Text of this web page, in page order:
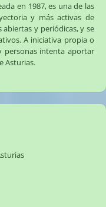
en 1987, es una de las
y más activas de
abiertas y periódicas, y se
A iniciativa propia o
personas intenta aportar
Asturias.